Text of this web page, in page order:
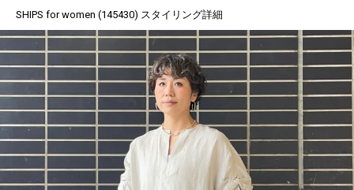
SHIPS for women (145430) スタイリング詳細